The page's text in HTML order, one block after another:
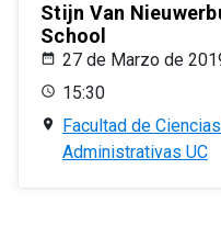
Stijn Van
School
27 de Marzo de
15:30
Facultad de
Administrativas UC